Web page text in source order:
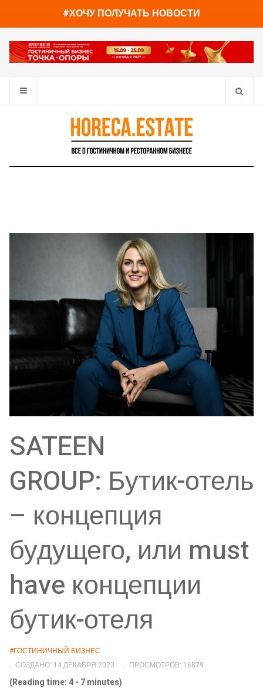
#ХОЧУ ПОЛУЧАТЬ НОВОСТИ
SATEEN
GROUP: Бутик-отель
– концепция
будущего, или must
have концепции
бутик-отеля
#ГОСТИНИЧНЫЙ БИЗНЕС
СОЗДАНО: 14 ДЕКАБРЯ 2023
ПРОСМОТРОВ: 16879
(Reading time: 4 - 7 minutes)